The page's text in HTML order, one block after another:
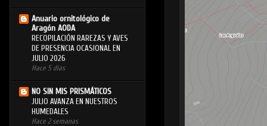
Anuario ornitológico de
Aragón AODA
RECOPILACIÓN RAREZAS Y AVES
DE PRESENCIA OCASIONAL EN
JULIO 2026
Hace 5 días
NO SIN MIS PRISMÁTICOS
JULIO AVANZA EN NUESTROS
HUMEDALES
Hace 2 semanas